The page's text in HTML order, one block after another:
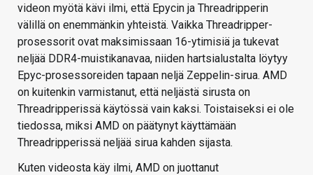
videon myötä kävi ilmi, että Epycin ja Threadripperin
välillä on enemmänkin yhteistä. Vaikka Threadripper-
prosessorit ovat maksimissaan 16-ytimisiä ja tukevat
neljää DDR4-muistikanavaa, niiden hartsialustalta löytyy
Epyc-prosessoreiden tapaan neljä Zeppelin-sirua. AMD
on kuitenkin varmistanut, että neljästä sirusta on
Threadripperissä käytössä vain kaksi. Toistaiseksi ei ole
tiedossa, miksi AMD on päätynyt käyttämään
Threadripperissä neljää sirua kahden sijasta.
Kuten videosta käy ilmi, AMD on juottanut